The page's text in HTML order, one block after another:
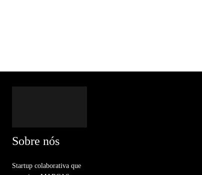
Sobre nós
Startup colaborativa que